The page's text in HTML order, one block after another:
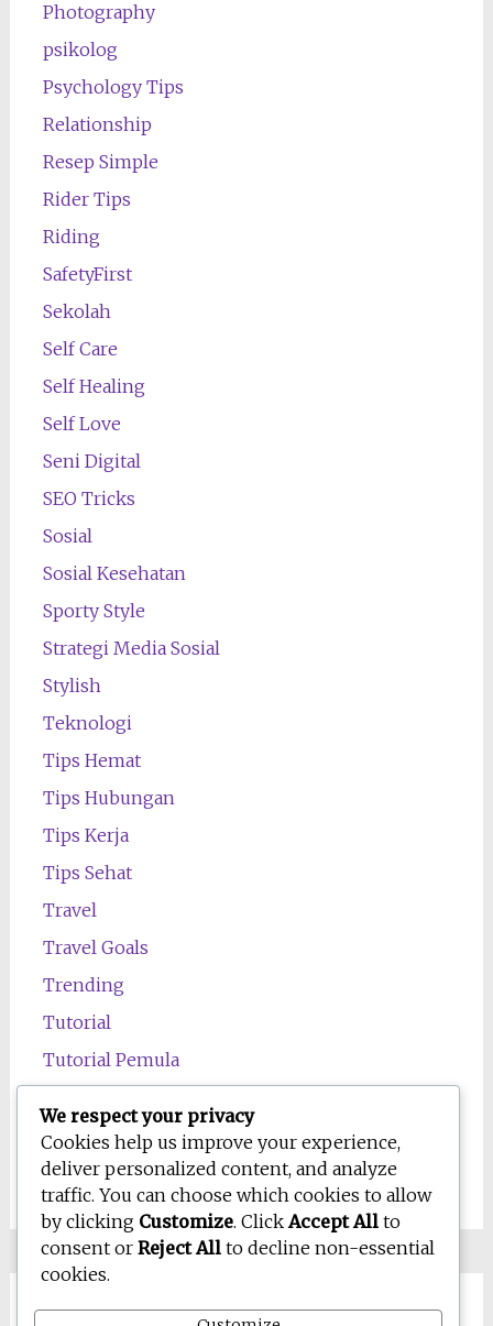
Photography
psikolog
Psychology Tips
Relationship
Resep Simple
Rider Tips
Riding
SafetyFirst
Sekolah
Self Care
Self Healing
Self Love
Seni Digital
SEO Tricks
Sosial
Sosial Kesehatan
Sporty Style
Strategi Media Sosial
Stylish
Teknologi
Tips Hemat
Tips Hubungan
Tips Kerja
Tips Sehat
Travel
Travel Goals
Trending
Tutorial
Tutorial Pemula
Wawasan
Wellness
We respect your privacy
Cookies help us improve your experience,
deliver personalized content, and analyze
traffic. You can choose which cookies to allow
by clicking Customize. ClickAccept All to
consent or Reject All to decline non-essential
cookies.